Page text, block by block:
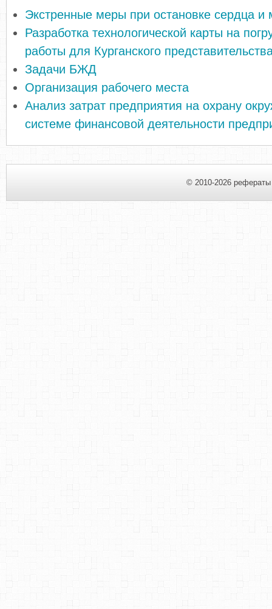
Экстренные меры при остановке сердца
Разработка технологической карты на
работы для Курганского
Задачи БЖД
Организация рабочего места
Анализ затрат предприятия на охрану
системе финансовой деятельности
© 2010-2026 рефераты